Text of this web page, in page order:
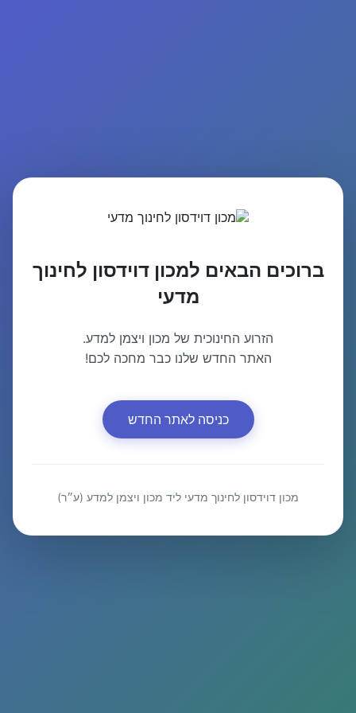
ברוכים הבאים למכון דוידסון לחינוך
מדעי
הזרוע החינוכית של מכון ויצמן למדע.
האתר החדש שלנו כבר מחכה לכם!
כניסה לאתר החדש
מכון דוידסון לחינוך מדעי ליד מכון ויצמן למדע (ע״ר)